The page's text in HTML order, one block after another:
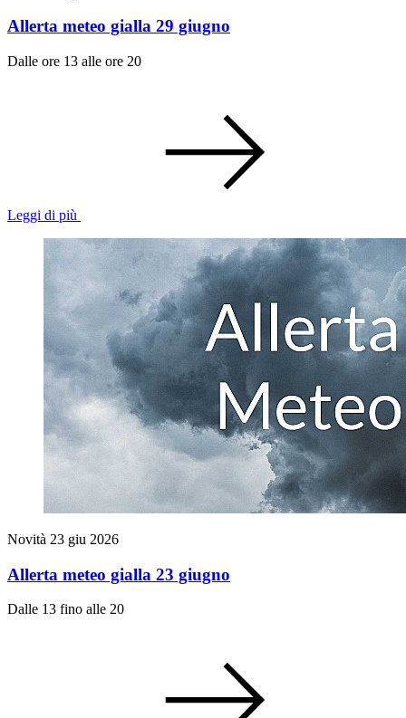
Allerta meteo gialla 29 giugno
Dalle ore 13 alle ore 20
Leggi di più
Novità 23 giu 2026
Allerta meteo gialla 23 giugno
Dalle 13 fino alle 20